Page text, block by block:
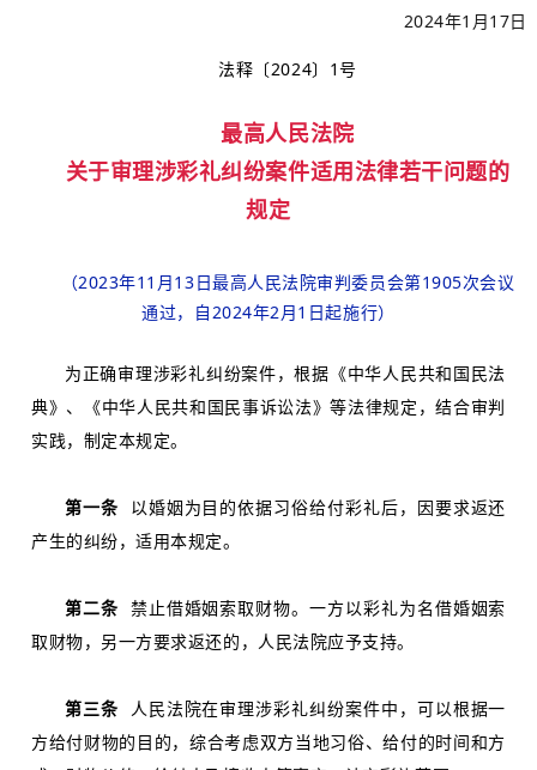
2024年1月17日
法释〔2024〕1号
最高人民法院
关于审理涉彩礼纠纷案件适用法律若干问题的
规定
（2023年11月13日最高人民法院审判委员会第1905次会议
通过，自2024年2月1日起施行）
为正确审理涉彩礼纠纷案件，根据《中华人民共和国民法
典》、《中华人民共和国民事诉讼法》等法律规定，结合审判
实践，制定本规定。
第一条 以婚姻为目的依据习俗给付彩礼后，因要求返还
产生的纠纷，适用本规定。
第二条 禁止借婚姻索取财物。一方以彩礼为名借婚姻索
取财物，另一方要求返还的，人民法院应予支持。
第三条 人民法院在审理涉彩礼纠纷案件中，可以根据一
方给付财物的目的，综合考虑双方当地习俗、给付的时间和方